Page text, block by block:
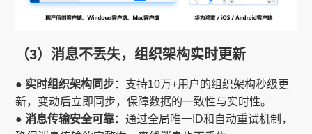
（3）消息不丢失，组织架构实时更新
● 实时组织架构同步：支持10万+用户的组织架构秒级更
新，变动后立即同步，保障数据的一致性与实时性。
● 消息传输安全可靠：通过全局唯一ID和自动重试机制，